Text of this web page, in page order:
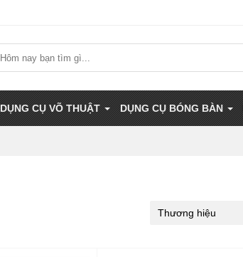
DỤNG CỤ VÕ THUẬT DỤNG CỤ BÓNG BÀN
Thương hiệu